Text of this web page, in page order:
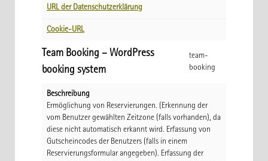
URL der Datenschutzerklärung
Cookie-URL
Team Booking – WordPress
booking system
team-
booking
Beschreibung
Ermöglichung von Reservierungen. (Erkennung der
vom Benutzer gewählten Zeitzone (falls vorhanden), da
diese nicht automatisch erkannt wird. Erfassung von
Gutscheincodes der Benutzers (falls in einem
Reservierungsformular angegeben). Erfassung der